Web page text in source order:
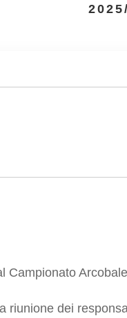
Campionato
riunione dei